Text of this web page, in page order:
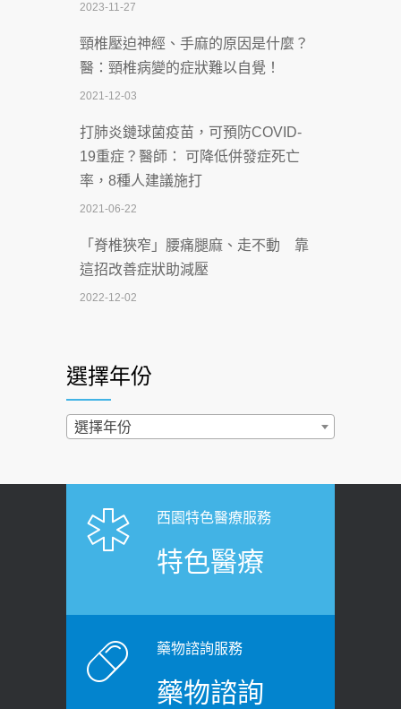
2026-07-07
深耕萬華55年 西園醫院回顧發展歷程與
智慧 醫療布局
2026-07-06
【115年臺北市「防癌保衛戰：健康好禮
一手刮」】 宣導
2026-07-02
2026-07-02
4連霸議員黃秋澤癌逝！食道癌為何奪命
西園醫院55周年 7／10捐血公益活動 邀
民眾熱血響應
2026-06-30
健康肛門痛都是痔瘡?醫談瘍瘍瘻管與肛
裂差異 逾50歲民眾可做1事
原則避免血糖血壓飆高
2026-06-08
2023-11-27
頸椎壓迫神經、手麻的原因是什麼？
醫：頸椎病變的症狀難以自覺！
2021-12-03
打肺炎鏈球菌疫苗，可預防COVID-
19重症？醫師： 可降低併發症死亡
率，8種人建議施打
2021-06-22
「脊椎狹窄」腰痛腿麻、走不動 靠
這招改善症狀助減壓
2022-12-02
2022-02-17
過量維生素D和鈣恐罹癌? 醫師釋
「落枕」不要大力按脖子！ 1招「伸
展運動」預防落枕
老後睡不好、夜間易跌倒
2021-03-05
選擇年份
選擇年份
西園特色醫療服務
特色醫療
藥物諮詢服務
藥物諮詢